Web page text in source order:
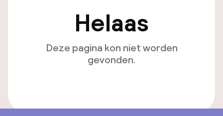
Helaas
Deze pagina kon niet worden
gevonden.